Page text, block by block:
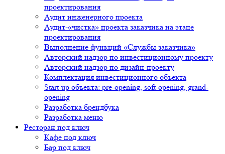
проектирования
Аудит инженерного проекта
Аудит-«чистка» проекта заказчика на этапе
проектирования
Выполнение функций «Службы заказчика»
Авторский надзор по инвестиционному проекту
Авторский надзор по дизайн-проекту
Комплектация инвестиционного объекта
Start-up объекта: pre-opening, soft-opening, grand-
opening
Разработка брендбука
Разработка меню
Ресторан под ключ
Кафе под ключ
Бар под ключ